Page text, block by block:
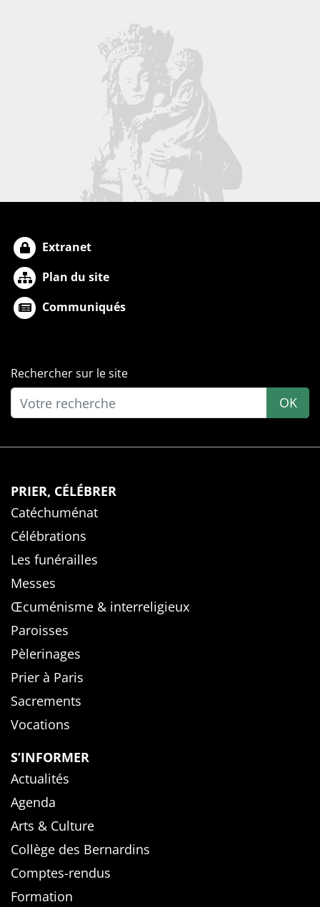
Extranet
Plan du site
Communiqués
Rechercher sur le site
OK
PRIER, CÉLÉBRER
Catéchuménat
Célébrations
Les funérailles
Messes
Œcuménisme & interreligieux
Paroisses
Pèlerinages
Prier à Paris
Sacrements
Vocations
S’INFORMER
Actualités
Agenda
Arts & Culture
Collège des Bernardins
Comptes-rendus
Formation